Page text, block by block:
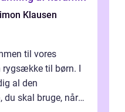
Klausen
til vores
rygsække til børn. I
al den
du skal bruge, når